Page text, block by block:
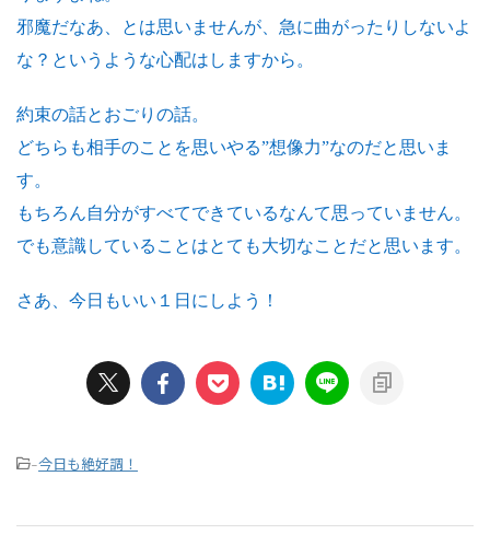
邪魔だなあ、とは思いませんが、急に曲がったりしないよ
な？というような心配はしますから。
約束の話とおごりの話。
どちらも相手のことを思いやる”想像力”なのだと思いま
す。
もちろん自分がすべてできているなんて思っていません。
でも意識していることはとても大切なことだと思います。
さあ、今日もいい１日にしよう！
-今日も絶好調！